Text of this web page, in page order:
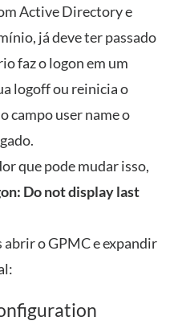
Active Directory e
já deve ter passado
faz o logon em um
logoff ou reinicia o
campo user name o
que pode mudar isso,
Do not display last
o GPMC e expandir